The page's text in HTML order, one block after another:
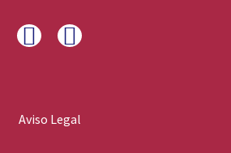
Aviso Legal